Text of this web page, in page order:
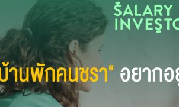
Investor